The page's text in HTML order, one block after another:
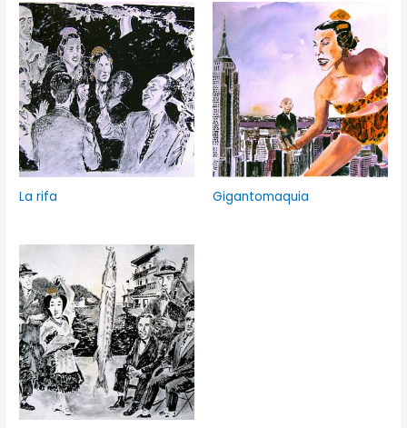
La rifa Gigantomaquia